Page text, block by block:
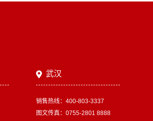
武汉
销售热线：400-803-3337
图文传真：0755-2801 8888